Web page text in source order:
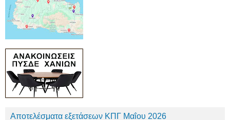
Αποτελέσματα εξετάσεων ΚΠΓ Μαΐου 2026